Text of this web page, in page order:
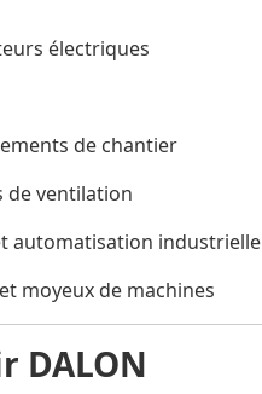
électriques
de chantier
de ventilation
automatisation industrielle
moyeux de machines
DALON